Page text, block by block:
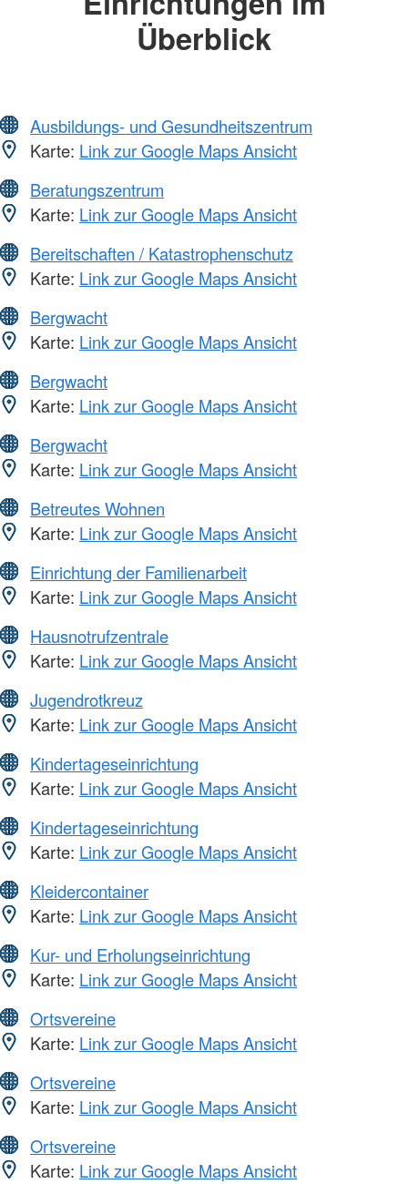
Überblick
Ausbildungs- und Gesundheitszentrum
Karte: Link zur Google Maps Ansicht
Beratungszentrum
Karte: Link zur Google Maps Ansicht
Bereitschaften / Katastrophenschutz
Karte: Link zur Google Maps Ansicht
Bergwacht
Karte: Link zur Google Maps Ansicht
Bergwacht
Karte: Link zur Google Maps Ansicht
Bergwacht
Karte: Link zur Google Maps Ansicht
Betreutes Wohnen
Karte: Link zur Google Maps Ansicht
Einrichtung der Familienarbeit
Karte: Link zur Google Maps Ansicht
Hausnotrufzentrale
Karte: Link zur Google Maps Ansicht
Jugendrotkreuz
Karte: Link zur Google Maps Ansicht
Kindertageseinrichtung
Karte: Link zur Google Maps Ansicht
Kindertageseinrichtung
Karte: Link zur Google Maps Ansicht
Kleidercontainer
Karte: Link zur Google Maps Ansicht
Kur- und Erholungseinrichtung
Karte: Link zur Google Maps Ansicht
Ortsvereine
Karte: Link zur Google Maps Ansicht
Ortsvereine
Karte: Link zur Google Maps Ansicht
Ortsvereine
Karte: Link zur Google Maps Ansicht